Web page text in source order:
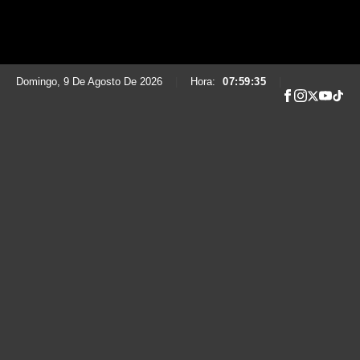
Domingo, 9 De Agosto De 2026 Hora: 07:59:36